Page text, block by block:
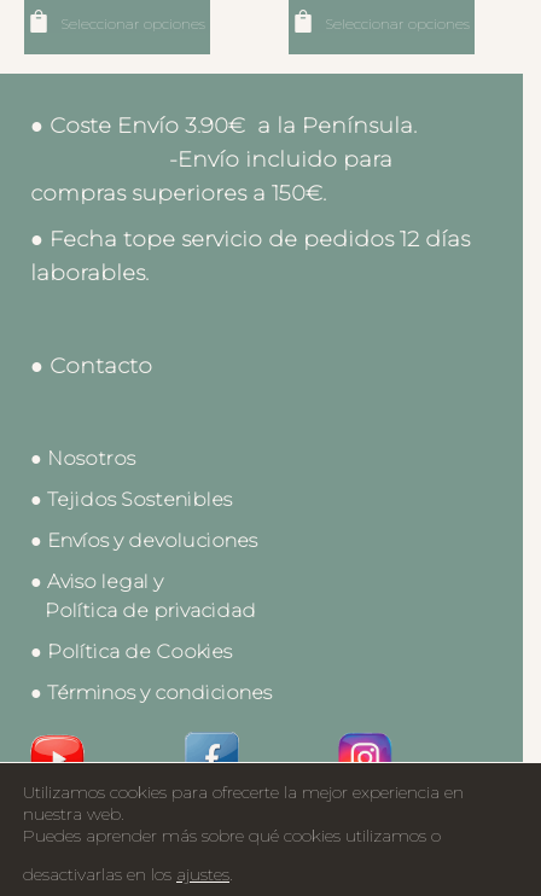
Seleccionar opciones Seleccionar opciones
● Coste Envío 3.90€ a la Península.
-Envío incluido para
compras superiores a 150€.
● Fecha tope servicio de pedidos 12 días
laborables.
● Contacto
● Nosotros
● Tejidos Sostenibles
● Envíos y devoluciones
● Aviso legal y
Política de privacidad
● Política de Cookies
● Términos y condiciones
Acceso a Profesionales
Catálogos
Utilizamos cookies para ofrecerte la mejor experiencia en
nuestra web.
Puedes aprender más sobre qué cookies utilizamos o
desactivarlas en los ajustes